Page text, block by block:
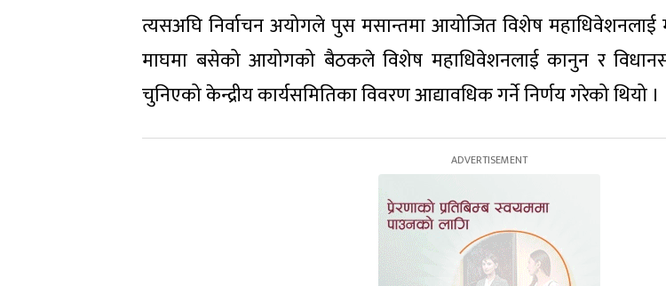
त्यसअघि निर्वाचन अयोगले पुस मसान्तमा आयोजित विशेष महाधिवेशनलाई
माघमा बसेको आयोगको बैठकले विशेष महाधिवेशनलाई कानुन र
चुनिएको केन्द्रीय कार्यसमितिका विवरण आद्यावधिक गर्ने निर्णय गरेको थियो ।